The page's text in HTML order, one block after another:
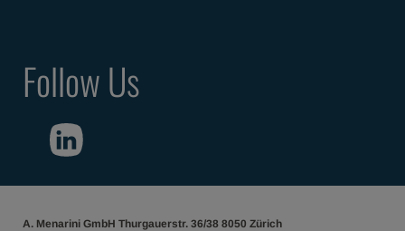
Follow Us
A. Menarini GmbH Thurgauerstr. 36/38 8050 Zürich